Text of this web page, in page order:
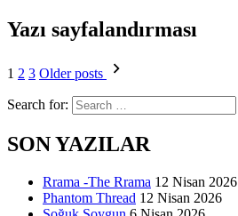
Yazı sayfalandırması
1 2 3 Older posts
Search for:
SON YAZILAR
Rrama -The Rrama 12 Nisan 2026
Phantom Thread 12 Nisan 2026